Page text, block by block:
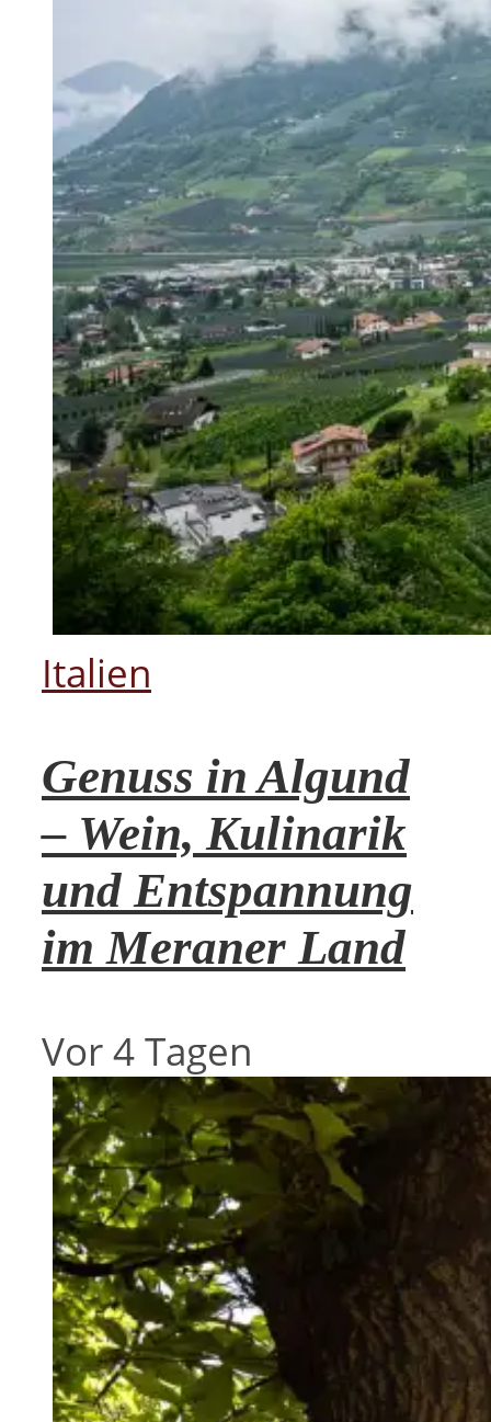
Italien
Genuss in Algund
– Wein, Kulinarik
und Entspannung
im Meraner Land
Vor 4 Tagen